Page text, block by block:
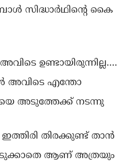
സിദ്ധാർഥിന്റെ കൈ
ഉണ്ടായിരുന്നില്ല….
അവിടെ എന്തോ
അടുത്തേക്ക് നടന്നു
തിരക്കുണ്ട് താൻ
ആണ് അത്രയും